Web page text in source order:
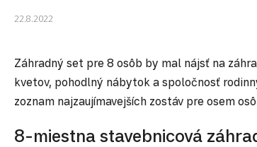
22.8.2022
Záhradný set pre 8 osôb by mal nájsť na
kvetov, pohodlný nábytok a spoločnosť
zoznam najzaujímavejších zostáv pre osem
8-miestna stavebnicová